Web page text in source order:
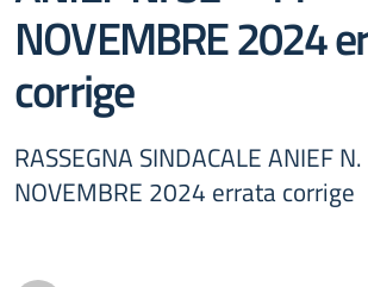
NOVEMBRE 2024
corrige
RASSEGNA SINDACALE ANIEF
NOVEMBRE 2024 errata corrige